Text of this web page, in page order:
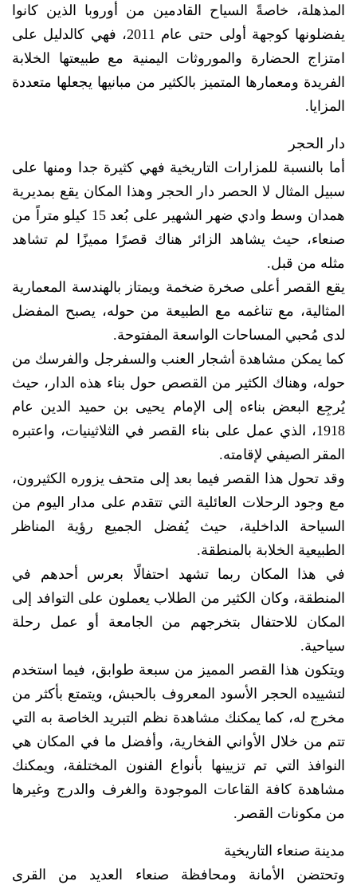
المذهلة، خاصةً السياح القادمين من أوروبا الذين كانوا
يفضلونها كوجهة أولى حتى عام 2011، فهي كالدليل على
امتزاج الحضارة والموروثات اليمنية مع طبيعتها الخلابة
الفريدة ومعمارها المتميز بالكثير من مبانيها يجعلها متعددة
المزايا.
دار الحجر
أما بالنسبة للمزارات التاريخية فهي كثيرة جدا ومنها على
سبيل المثال لا الحصر دار الحجر وهذا المكان يقع بمديرية
همدان وسط وادي ضهر الشهير على بُعد 15 كيلو متراً من
صنعاء، حيث يشاهد الزائر هناك قصرًا مميزًا لم تشاهد
مثله من قبل.
يقع القصر أعلى صخرة ضخمة ويمتاز بالهندسة المعمارية
المثالية، مع تناغمه مع الطبيعة من حوله، يصبح المفضل
لدى مُحبي المساحات الواسعة المفتوحة.
كما يمكن مشاهدة أشجار العنب والسفرجل والفرسك من
حوله، وهناك الكثير من القصص حول بناء هذه الدار، حيث
يُرجِع البعض بناءه إلى الإمام يحيى بن حميد الدين عام
1918، الذي عمل على بناء القصر في الثلاثينيات، واعتبره
المقر الصيفي لإقامته.
وقد تحول هذا القصر فيما بعد إلى متحف يزوره الكثيرون،
مع وجود الرحلات العائلية التي تتقدم على مدار اليوم من
السياحة الداخلية، حيث يُفضل الجميع رؤية المناظر
الطبيعية الخلابة بالمنطقة.
في هذا المكان ربما تشهد احتفالًا بعرس أحدهم في
المنطقة، وكان الكثير من الطلاب يعملون على التوافد إلى
المكان للاحتفال بتخرجهم من الجامعة أو عمل رحلة
سياحية.
ويتكون هذا القصر المميز من سبعة طوابق، فيما استخدم
لتشييده الحجر الأسود المعروف بالحبش، ويتمتع بأكثر من
مخرج له، كما يمكنك مشاهدة نظم التبريد الخاصة به التي
تتم من خلال الأواني الفخارية، وأفضل ما في المكان هي
النوافذ التي تم تزيينها بأنواع الفنون المختلفة، ويمكنك
مشاهدة كافة القاعات الموجودة والغرف والدرج وغيرها
من مكونات القصر.
مدينة صنعاء التاريخية
وتحتضن الأمانة ومحافظة صنعاء العديد من القرى